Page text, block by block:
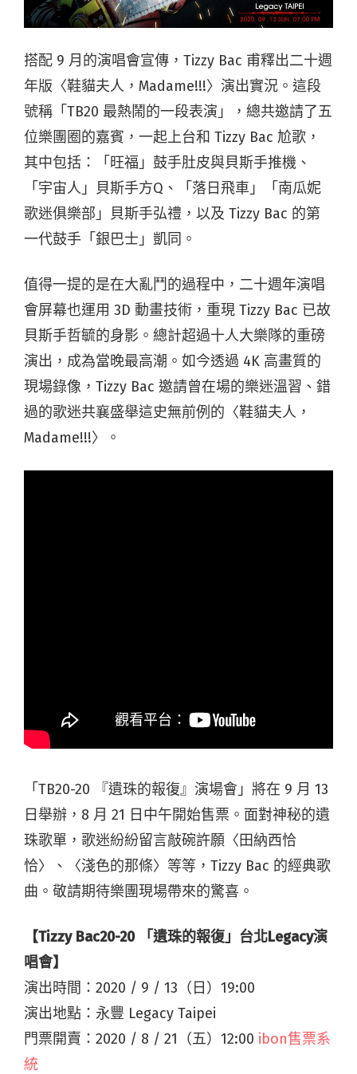
搭配 9 月的演唱會宣傳，Tizzy Bac 甫釋出二十週
年版〈鞋貓夫人，Madame!!!〉演出實況。這段
號稱「TB20 最熱鬧的一段表演」，總共邀請了五
位樂團圈的嘉賓，一起上台和 Tizzy Bac 尬歌，
其中包括：「旺福」鼓手肚皮與貝斯手推機、
「宇宙人」貝斯手方Q、「落日飛車」「南瓜妮
歌迷俱樂部」貝斯手弘禮，以及 Tizzy Bac 的第
一代鼓手「銀巴士」凱同。
值得一提的是在大亂鬥的過程中，二十週年演唱
會屏幕也運用 3D 動畫技術，重現 Tizzy Bac 已故
貝斯手哲毓的身影。總計超過十人大樂隊的重磅
演出，成為當晚最高潮。如今透過 4K 高畫質的
現場錄像，Tizzy Bac 邀請曾在場的樂迷溫習、錯
過的歌迷共襄盛舉這史無前例的〈鞋貓夫人，
Madame!!!〉。
「TB20-20 『遺珠的報復』演場會」將在 9 月 13
日舉辦，8 月 21 日中午開始售票。面對神秘的遺
珠歌單，歌迷紛紛留言敲碗許願〈田納西恰
恰〉、〈淺色的那條〉等等，Tizzy Bac 的經典歌
曲。敬請期待樂團現場帶來的驚喜。
【Tizzy Bac20-20 「遺珠的報復」台北Legacy演
唱會】
演出時間：2020 / 9 / 13（日）19:00
演出地點：永豐 Legacy Taipei
門票開賣：2020 / 8 / 21（五）12:00 ibon售票系
統